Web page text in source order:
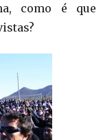
como é que